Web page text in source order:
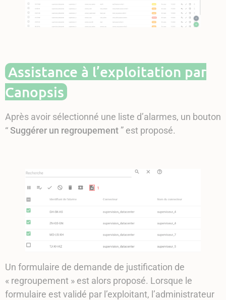
Assistance à l’exploitation par
Canopsis
Après avoir sélectionné une liste d’alarmes, un bouton
“Suggérer un regroupement ” est proposé.
Un formulaire de demande de justification de
« regroupement » est alors proposé. Lorsque le
formulaire est validé par l’exploitant, l’administrateur